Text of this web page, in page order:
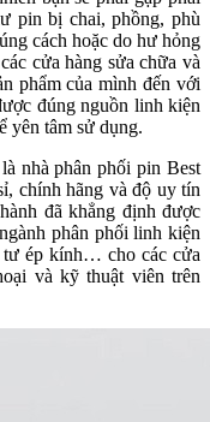
pin bị chai, phồng, phù
cách hoặc do hư hỏng
cửa hàng sửa chữa và
phẩm của mình đến với
đúng nguồn linh kiện
yên tâm sử dụng.
nhà phân phối pin Best
chính hãng và độ uy tín
đã khẳng định được
phân phối linh kiện
tư ép kính… cho các cửa
và kỹ thuật viên trên